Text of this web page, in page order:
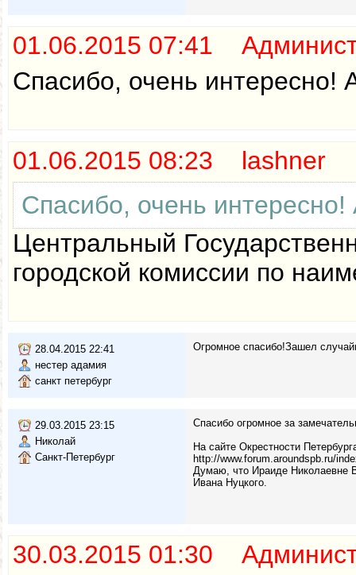
01.06.2015 07:41
Спасибо, очень интересно!
01.06.2015 08:23 lashner
Спасибо, очень
Центральный
городской комиссии по
28.04.2015 22:41
нестер адамия
санкт петербург
Огромное спасибо!Зашел
29.03.2015 23:15
Николай
Санкт-Петербург
Спасибо огромное за
На сайте Окрестности
http://www.forum.aroundspb.ru/
Думаю, что Ираиде Николаевне
Ивана Нуцкого.
30.03.2015 01:30